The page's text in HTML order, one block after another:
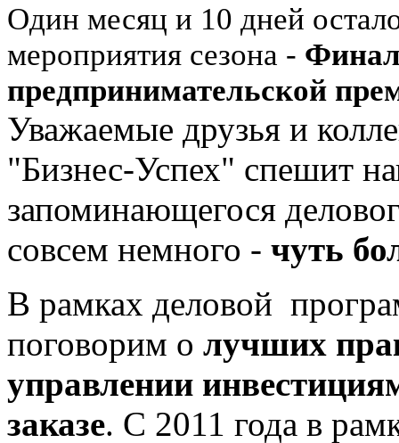
Один месяц и 10 дней
мероприятия сезона -
предпринимательской
Уважаемые друзья и
"Бизнес-Успех" спешит
запоминающегося
совсем немного - чуть
В рамках деловой
поговорим о лучших
управлении
заказе. С 2011 года в